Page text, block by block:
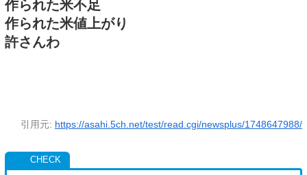
作られた米不足
作られた米値上がり
許さんわ
引用元: https://asahi.5ch.net/test/read.cgi/newsplus/1748647988/